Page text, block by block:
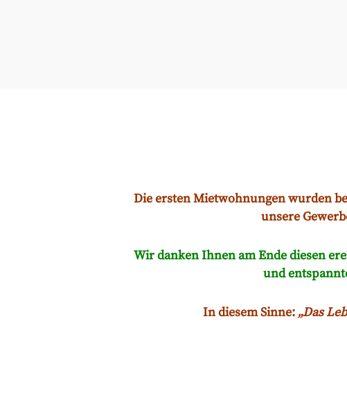
Die ersten Mietwohnungen wurden
unsere
Wir danken Ihnen am Ende diesen
und
In diesem Sinne: „Das